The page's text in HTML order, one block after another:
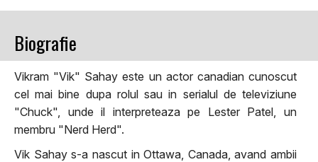
Biografie
Vikram "Vik" Sahay este un actor canadian cunoscut
cel mai bine dupa rolul sau in serialul de televiziune
"Chuck", unde il interpreteaza pe Lester Patel, un
membru "Nerd Herd".
Vik Sahay s-a nascut in Ottawa, Canada, avand ambii